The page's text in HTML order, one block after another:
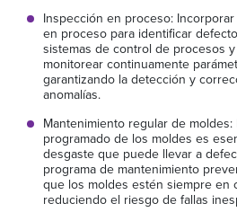
Inspección en proceso:
en proceso para identificar
sistemas de control de procesos
monitorear continuamente
garantizando la detección y
anomalías.
Mantenimiento regular de
programado de los moldes es
desgaste que puede llevar a
programa de mantenimiento
que los moldes estén siempre en
reduciendo el riesgo de fallas